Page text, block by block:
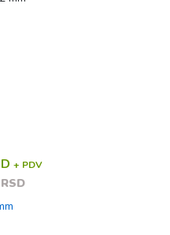
+ PDV